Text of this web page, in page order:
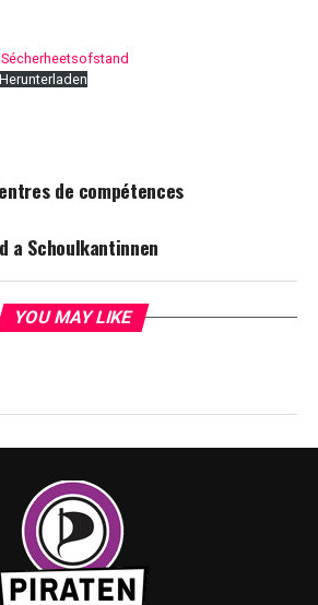
Sécherheetsofstand
Herunterladen
de compétences
a Schoulkantinnen
YOU MAY LIKE